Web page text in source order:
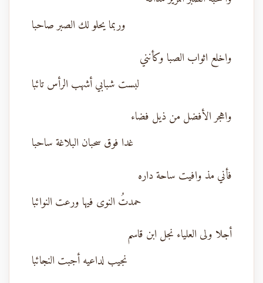
وربما يحلو لك الصبر صاحبا
واخلع اثواب الصبا وكأنني
لبست شبابي أشهب الرأس تائبا
واهجر الأفضل من ذيل فضاء
غدا فوق سحبان البلاغة ساحبا
فأني مذ وافيت ساحة داره
حمدتُ النوى فيها ورعت النوائبا
أجلا ولى العلياء نجل ابن قاسم
نجيب لداعيه أجبت النجائبا